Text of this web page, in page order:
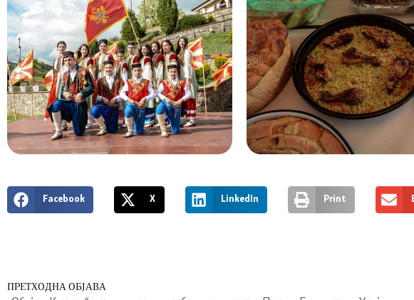
Facebook X LinkedIn Print
ПРЕТХОДНА ОБЈАВА